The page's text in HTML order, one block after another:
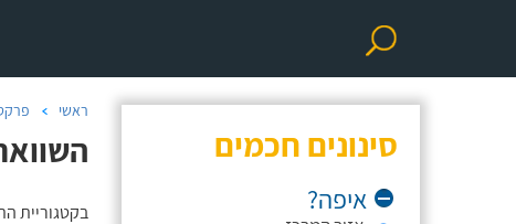
סינונים חכמים
איפה?
ראשי
בקטגוריית